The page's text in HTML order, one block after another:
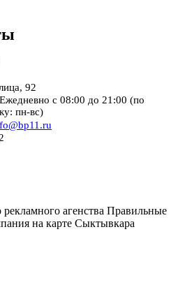
92
Ежедневно с 08:00 до 21:00 (по
пн-вс)
рекламного агенства Правильные
на карте Сыктывкара